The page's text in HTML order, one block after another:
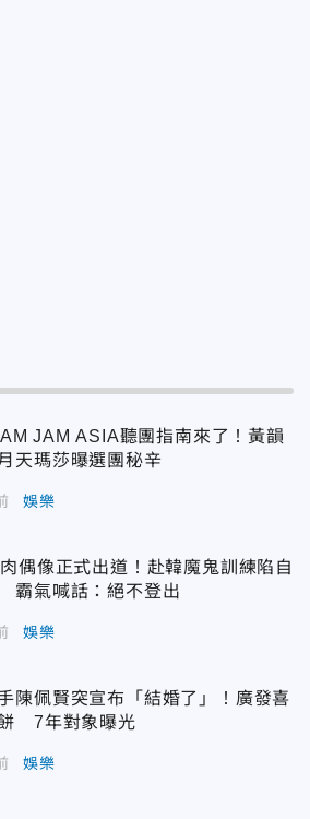
JAM ASIA聽團指南來了！黃韻
天瑪莎曝選團秘辛
娛樂
偶像正式出道！赴韓魔鬼訓練陷自
霸氣喊話：絕不登出
娛樂
陳佩賢突宣布「結婚了」！廣發喜
7年對象曝光
娛樂